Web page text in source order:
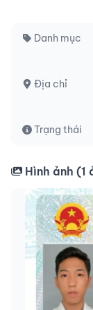
Danh mục
Địa chỉ
Trạng thái
Hình ảnh (1